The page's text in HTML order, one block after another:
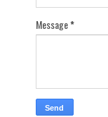
Message*